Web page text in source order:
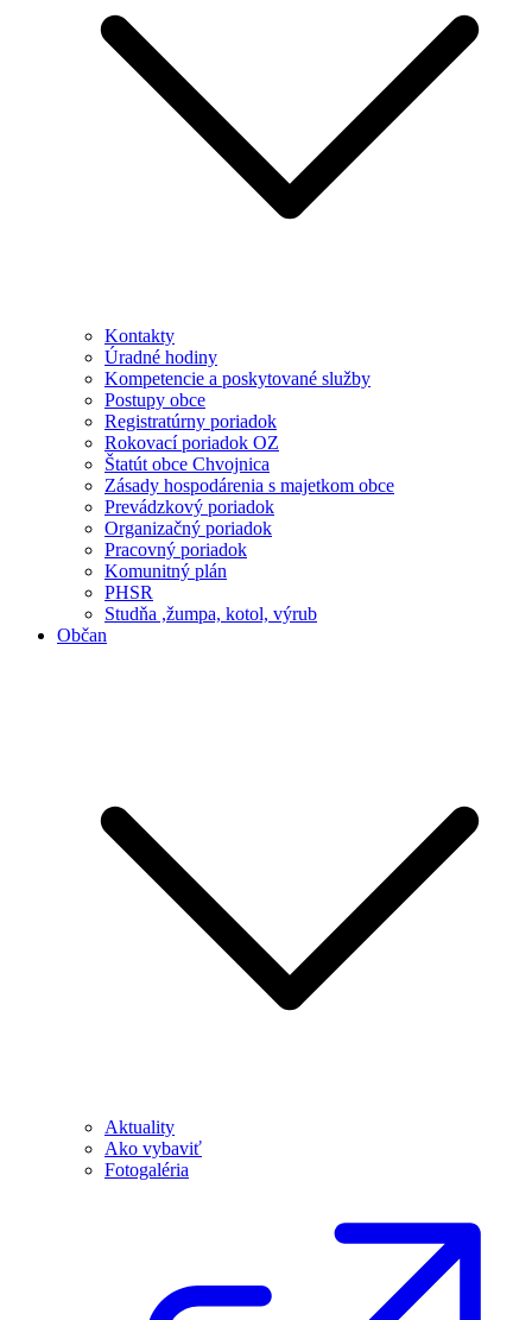
Kontakty
Úradné hodiny
Kompetencie a poskytované služby
Postupy obce
Registratúrny poriadok
Rokovací poriadok OZ
Štatút obce Chvojnica
Zásady hospodárenia s majetkom obce
Prevádzkový poriadok
Organizačný poriadok
Pracovný poriadok
Komunitný plán
PHSR
Studňa ,žumpa, kotol, výrub
Občan
Aktuality
Ako vybaviť
Fotogaléria